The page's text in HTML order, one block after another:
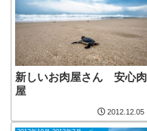
新しいお肉屋さん 安心肉
屋
2012.12.05